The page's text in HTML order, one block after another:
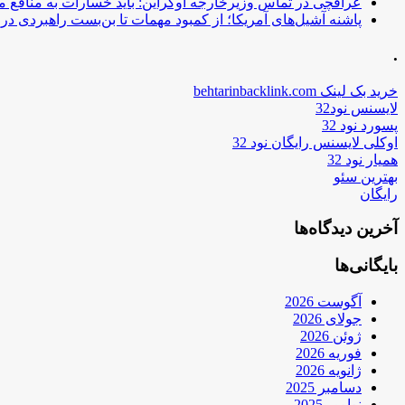
پاشنه آشیل‌های آمریکا؛ از کمبود مهمات تا بن‌بست راهبردی در
.
خرید بک لینک behtarinbacklink.com
لایسنس نود32
پسورد نود 32
اوکلی لایسنس رایگان نود 32
همیار نود 32
بهترین سئو
رایگان
آخرین دیدگاه‌ها
بایگانی‌ها
آگوست 2026
جولای 2026
ژوئن 2026
فوریه 2026
ژانویه 2026
دسامبر 2025